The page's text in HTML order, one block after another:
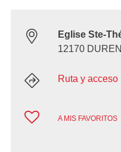
Eglise Ste-
12170
Ruta y acceso
A MIS FAVORITOS